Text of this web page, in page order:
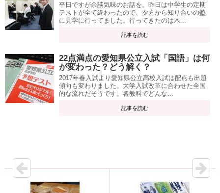
平日ですが余談気味のお話を。昨日は中学生の定期
テストが全て終わったので、夕方から知り合いの塾
に見学に行ってました。行ってきたのは木...
記事を読む
22点満点の愛知県公立入試「国語」は何
が変わった？どう解く？
2017年春入試より愛知県公立高校入試は配点も出題
傾向も変わりました。大学入試改革に合わせた全国
的な流れだそうです。各教科でどんな...
記事を読む